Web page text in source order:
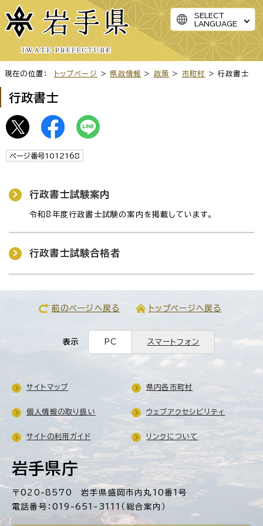
SELECT
LANGUAGE
現在の位置： トップページ > 県政情報 > 政策 > 市町村 > 行政書士
行政書士
ページ番号1012168
行政書士試験案内
令和8年度行政書士試験の案内を掲載しています。
行政書士試験合格者
前のページへ戻る トップページへ戻る
表示 PC スマートフォン
岩手県庁
〒020-8570 岩手県盛岡市内丸10番1号
電話番号：019-651-3111（総合案内）
サイトマップ 県内各市町村
個人情報の取り扱い ウェブアクセシビリティ
サイトの利用ガイド リンクについて